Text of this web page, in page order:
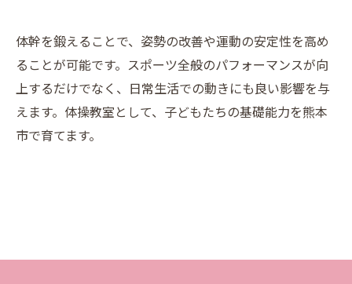
体幹を鍛えることで、姿勢の改善や運動の安定性を高め
ることが可能です。スポーツ全般のパフォーマンスが向
上するだけでなく、日常生活での動きにも良い影響を与
えます。体操教室として、子どもたちの基礎能力を熊本
市で育てます。